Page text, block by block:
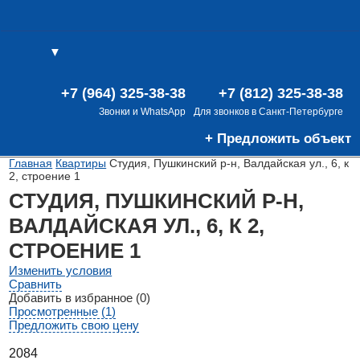
▼
+7 (812) 325-38-38
Для звонков в Санкт-Петербурге
+7 (964) 325-38-38
Звонки и WhatsApp
+ Предложить объект
Главная Квартиры Студия, Пушкинский р-н, Валдайская ул., 6, к
2, строение 1
СТУДИЯ, ПУШКИНСКИЙ Р-Н,
ВАЛДАЙСКАЯ УЛ., 6, К 2,
СТРОЕНИЕ 1
Изменить условия
Сравнить
Добавить в избранное (0)
Просмотренные (1)
Предложить свою цену
2084